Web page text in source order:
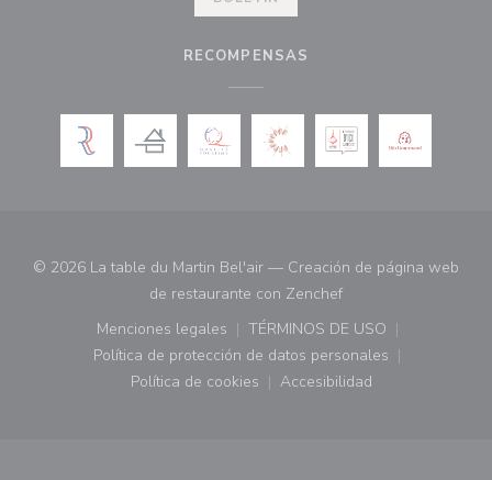
RECOMPENSAS
© 2026 La table du Martin Bel'air — Creación de página web
de restaurante con Zenchef((abre en una nueva
Menciones legales
((abre en una nueva ventana))
TÉRMINOS DE USO
((abre en una nueva
Política de protección de datos personales
((abre en una nueva ventana))
Política de cookies
((abre en una nueva ventana))
Accesibilidad
((abre en una nueva